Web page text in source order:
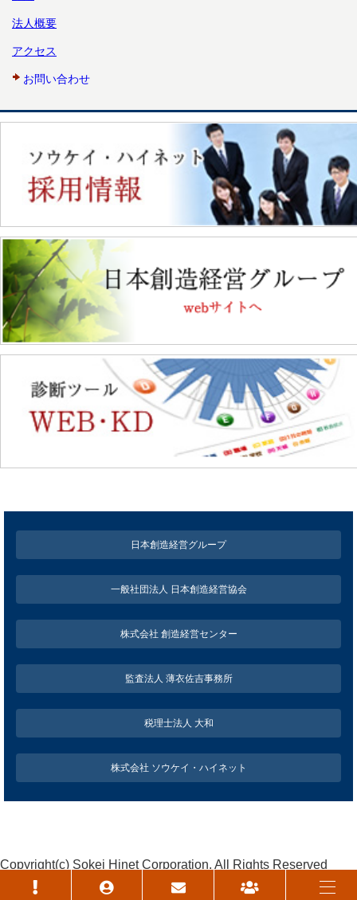
法人概要
アクセス
お問い合わせ
日本創造経営グループ
一般社団法人 日本創造経営協会
株式会社 創造経営センター
監査法人 薄衣佐吉事務所
税理士法人 大和
株式会社 ソウケイ・ハイネット
Copyright(c) Sokei Hinet Corporation. All Rights Reserved
個人情報保護方針